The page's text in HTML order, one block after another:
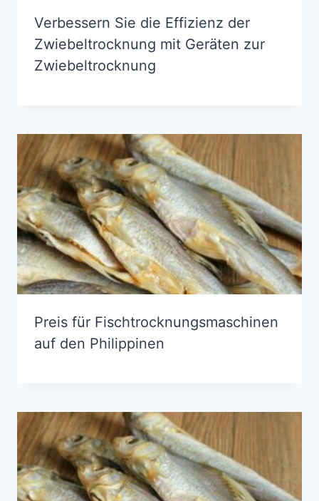
Verbessern Sie die Effizienz der
Zwiebeltrocknung mit Geräten zur
Zwiebeltrocknung
Preis für Fischtrocknungsmaschinen
auf den Philippinen